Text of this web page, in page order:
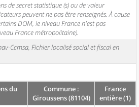
de secret statistique (s) ou de valeur
peuvent ne pas être renseignés. À cause
DOM, le niveau France n'est pas
France métropolitaine).
Ccmsa, Fichier localisé social et fiscal en
du
Commune :
Giroussens (81104)
France
entière (1)